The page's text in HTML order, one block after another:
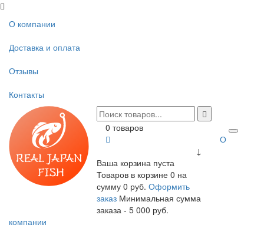
О компании
Доставка и оплата
Отзывы
Контакты
0 товаров
↓
Ваша корзина пуста
Товаров в корзине0 на
сумму0 руб. Оформить
заказ Минимальная сумма
заказа - 5 000 руб.
О
компании